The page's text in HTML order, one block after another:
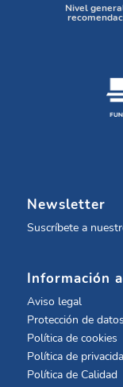
Nivel
Newsletter
Suscríbete a
Información
Aviso legal
Protección de datos
Política de cookies
Política de
Política de Calidad